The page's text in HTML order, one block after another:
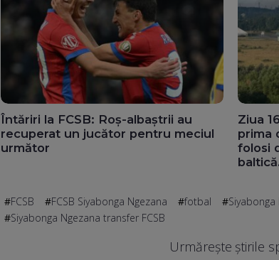
Întăriri la FCSB: Roș-albaștrii au
recuperat un jucător pentru meciul
următor
Ziua
prima
folosi
FCSB FCSB Siyabonga Ngezana fotbal Siyabonga
Siyabonga Ngezana transfer FCSB
Urmărește știrile